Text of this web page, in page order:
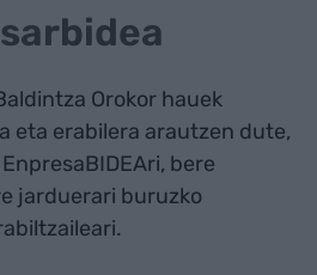
Orokor hauek
eta erabilera arautzen dute,
bere
jarduerari buruzko